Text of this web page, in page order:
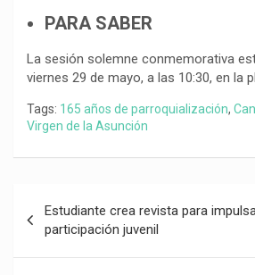
PARA SABER
La sesión solemne conmemorativa
viernes 29 de mayo, a las 10:30, en la
Tags: 165 años de parroquialización,
Virgen de la Asunción
de
entradas
Estudiante crea revista para
participación juvenil